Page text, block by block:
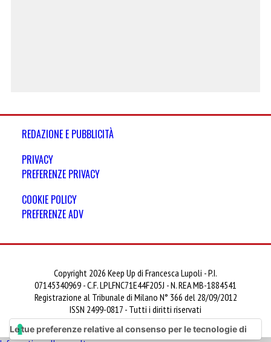
REDAZIONE E PUBBLICITÀ
PRIVACY
PREFERENZE PRIVACY
COOKIE POLICY
PREFERENZE ADV
Copyright 2026 Keep Up di Francesca Lupoli - P.I.
07145340969 - C.F. LPLFNC71E44F205J - N. REA MB-1884541
Registrazione al Tribunale di Milano N° 366 del 28/09/2012
ISSN 2499-0817 - Tutti i diritti riservati
Le tue preferenze relative al consenso per le tecnologie di